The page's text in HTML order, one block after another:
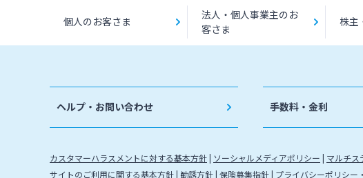
個人のお客さま
法人・個人事業主のお
客さま
株主
ヘルプ・お問い合わせ 手数料・金利
カスタマーハラスメントに対する基本方針 ソーシャルメディアポリシー マルチス
サイトのご利用に関する基本方針 勧誘方針 保険募集指針 プライバシーポリシー